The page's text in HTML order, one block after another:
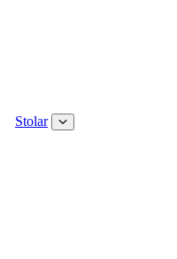
Stolar